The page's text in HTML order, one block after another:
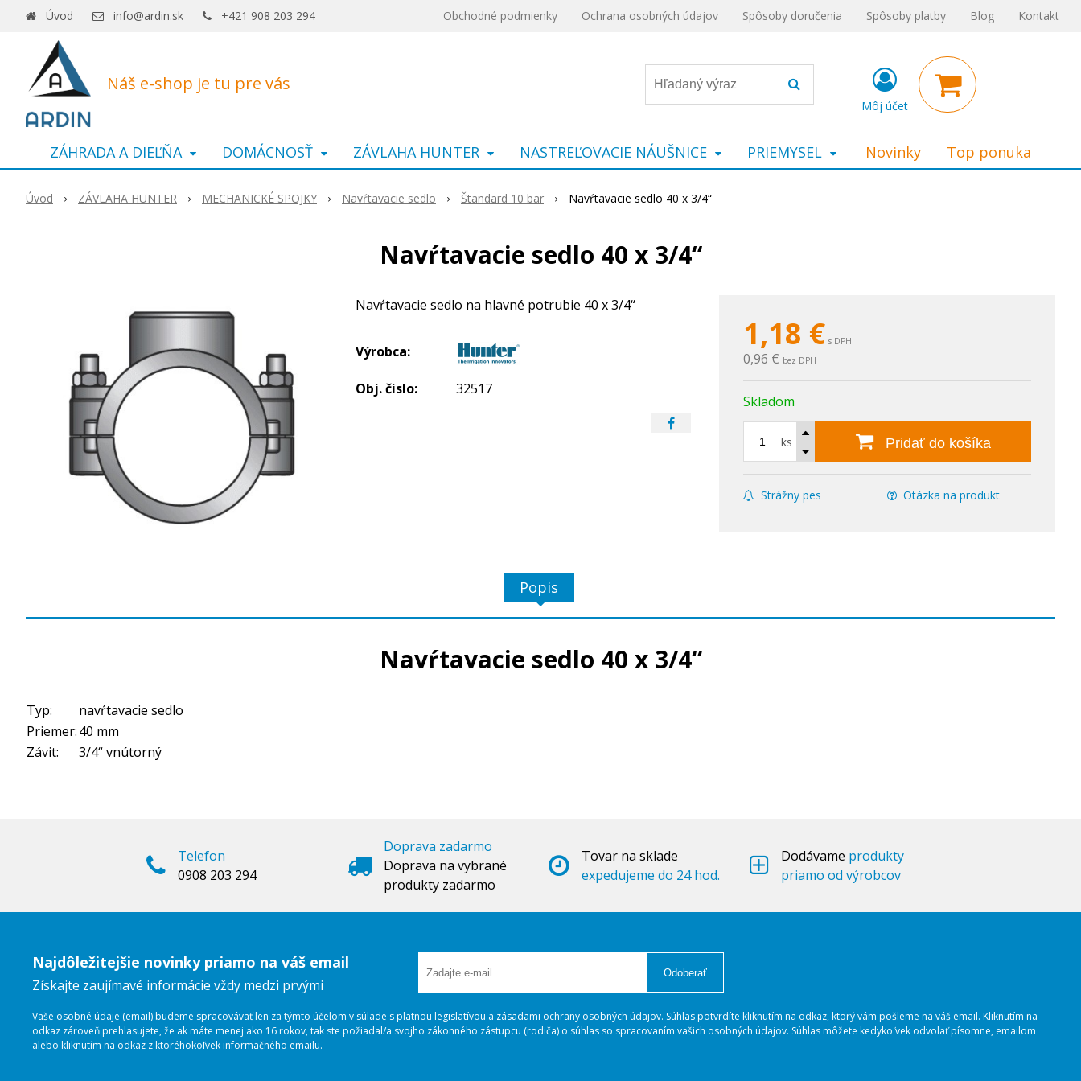
Náš e-shop je tu pre vás
Úvod info@ardin.sk +421 908 203 294 Obchodné podmienky Ochrana osobných údajov Spôsoby doručenia Spôsoby platby Blog Kontakt
Môj účet
ZÁHRADA A DIEĽŇA DOMÁCNOSŤ ZÁVLAHA HUNTER NASTREĽOVACIE NÁUŠNICE PRIEMYSEL Novinky Top ponuka
Úvod ZÁVLAHA HUNTER MECHANICKÉ SPOJKY Navŕtavacie sedlo Štandard 10 bar Navŕtavacie sedlo 40 x 3/4“
Navŕtavacie sedlo 40 x 3/4“
1,18 € s DPH
0,96 € bez DPH
Skladom
ks Pridať do košíka
Strážny pes Otázka na produkt
Navŕtavacie sedlo na hlavné potrubie 40 x 3/4“
Výrobca:
Obj. čislo: 32517
Popis
Navŕtavacie sedlo 40 x 3/4“
Typ:
navŕtavacie sedlo
Priemer:40 mm
Závit:
3/4“ vnútorný
Telefon
0908 203 294
Doprava zadarmo
Doprava na vybrané
produkty zadarmo
Tovar na sklade
expedujeme do 24 hod.
Dodávame produkty
priamo od výrobcov
Najdôležitejšie novinky priamo na váš email
Získajte zaujímavé informácie vždy medzi prvými
Odoberať
Vaše osobné údaje (email) budeme spracovávať len za týmto účelom v súlade s platnou legislatívou a zásadami ochrany osobných údajov. Súhlas potvrdíte kliknutím na odkaz, ktorý vám pošleme na váš email. Kliknutím na
odkaz zároveň prehlasujete, že ak máte menej ako 16 rokov, tak ste požiadal/a svojho zákonného zástupcu (rodiča) o súhlas so spracovaním vašich osobných údajov. Súhlas môžete kedykoľvek odvolať písomne, emailom
alebo kliknutím na odkaz z ktoréhokoľvek informačného emailu.